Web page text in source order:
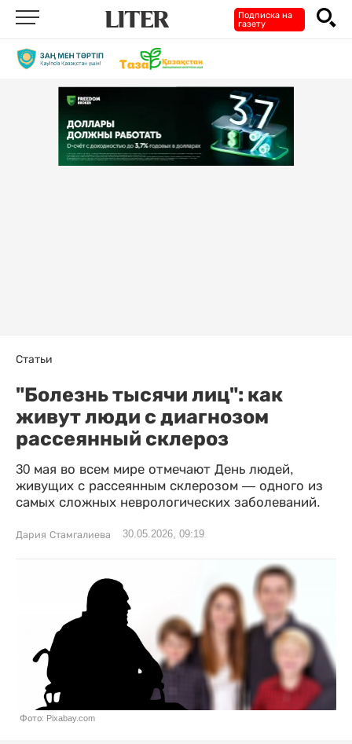
Подписка на
газету
Статьи
"Болезнь тысячи лиц": как
живут люди с диагнозом
рассеянный склероз
30 мая во всем мире отмечают День людей,
живущих с рассеянным склерозом — одного из
самых сложных неврологических заболеваний.
Дария Стамгалиева 30.05.2026, 09:19
Фото: Pixabay.com